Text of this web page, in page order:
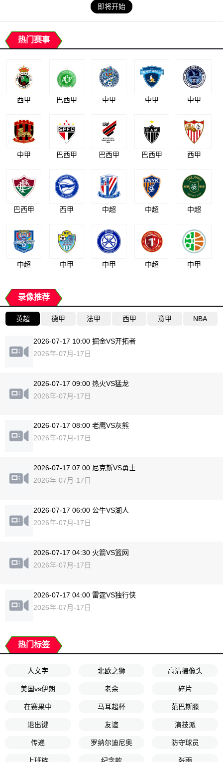
即将开始
热门赛事
西甲 巴西甲 中甲 中甲 中甲
中甲 巴西甲 巴西甲 巴西甲 西甲
巴西甲 西甲 中超 中超 中超
中超 中甲 中甲 中超 中甲
录像推荐
英超 德甲 法甲 西甲 意甲 NBA
2026-07-17 10:00 掘金VS开拓者
2026年-07月-17日
2026-07-17 09:00 热火VS猛龙
2026年-07月-17日
2026-07-17 08:00 老鹰VS灰熊
2026年-07月-17日
2026-07-17 07:00 尼克斯VS勇士
2026年-07月-17日
2026-07-17 06:00 公牛VS湖人
2026年-07月-17日
2026-07-17 04:30 火箭VS篮网
2026年-07月-17日
2026-07-17 04:00 雷霆VS独行侠
2026年-07月-17日
热门标签
人文字 北欧之狮 高清摄像头
美国vs伊朗 老余 碎片
在赛果中 马耳超杯 范巴斯滕
退出键 友谊 演技派
传递 罗纳尔迪尼奥 防守球员